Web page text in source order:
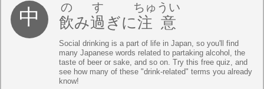
飲
の
み過
す
ぎに注意
ちゅうい
Social drinking is a part of life in Japan, so you'll find
many Japanese words related to partaking alcohol, the
taste of beer or sake, and so on. Try this free quiz, and
see how many of these "drink-related" terms you already
know!